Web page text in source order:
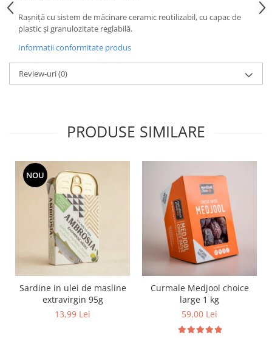
Rașniță cu sistem de măcinare ceramic reutilizabil, cu capac de
plastic și granulozitate reglabilă.
Informatii conformitate produs
Review-uri(0)
PRODUSE SIMILARE
NOU
Sardine in ulei de masline
extravirgin 95g
13,99 Lei
Curmale Medjool choice
large 1 kg
59,00 Lei